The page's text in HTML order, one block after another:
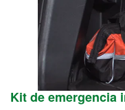
Kit de emergencia